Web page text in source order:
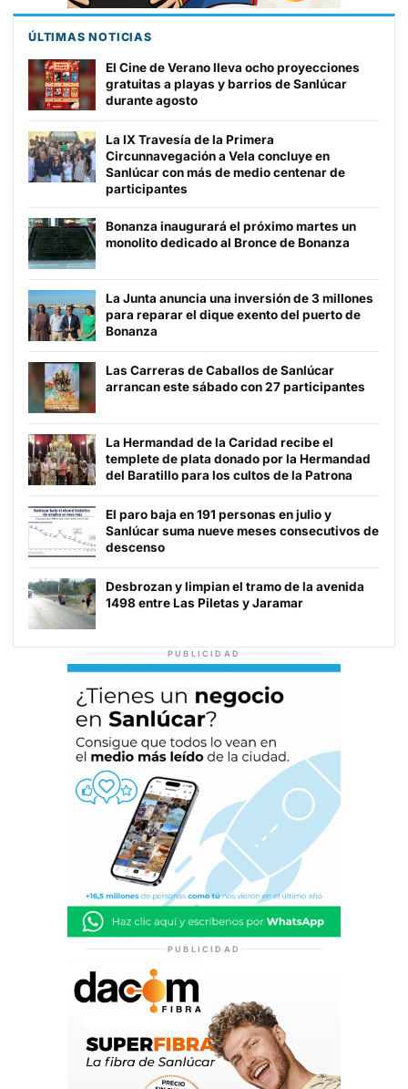
ÚLTIMAS NOTICIAS
El Cine de Verano lleva ocho proyecciones
gratuitas a playas y barrios de Sanlúcar
durante agosto
La IX Travesía de la Primera
Circunnavegación a Vela concluye en
Sanlúcar con más de medio centenar de
participantes
Bonanza inaugurará el próximo martes un
monolito dedicado al Bronce de Bonanza
La Junta anuncia una inversión de 3 millones
para reparar el dique exento del puerto de
Bonanza
Las Carreras de Caballos de Sanlúcar
arrancan este sábado con 27 participantes
La Hermandad de la Caridad recibe el
templete de plata donado por la Hermandad
del Baratillo para los cultos de la Patrona
El paro baja en 191 personas en julio y
Sanlúcar suma nueve meses consecutivos de
descenso
Desbrozan y limpian el tramo de la avenida
1498 entre Las Piletas y Jaramar
PUBLICIDAD
PUBLICIDAD